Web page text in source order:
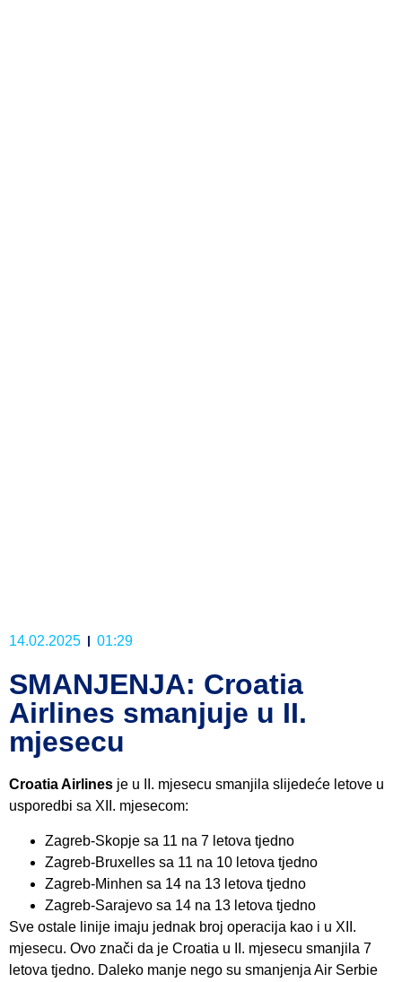
14.02.2025 01:29
SMANJENJA: Croatia
Airlines smanjuje u II.
mjesecu
Croatia Airlines je u II. mjesecu smanjila slijedeće letove u
usporedbi sa XII. mjesecom:
Zagreb-Skopje sa 11 na 7 letova tjedno
Zagreb-Bruxelles sa 11 na 10 letova tjedno
Zagreb-Minhen sa 14 na 13 letova tjedno
Zagreb-Sarajevo sa 14 na 13 letova tjedno
Sve ostale linije imaju jednak broj operacija kao i u XII.
mjesecu. Ovo znači da je Croatia u II. mjesecu smanjila 7
letova tjedno. Daleko manje nego su smanjenja Air Serbie